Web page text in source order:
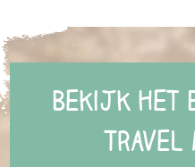
Bekijk het
Travel